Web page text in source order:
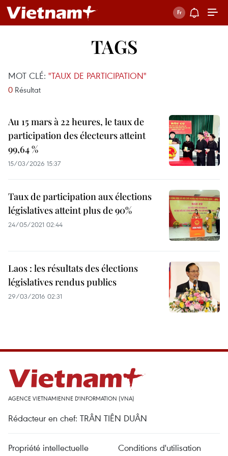
TAGS
MOT CLÉ: "TAUX DE PARTICIPATION"
0 Résultat
Au 15 mars à 22 heures, le taux de
participation des électeurs atteint
99,64 %
15/03/2026 15:37
Taux de participation aux élections
législatives atteint plus de 90%
24/05/2021 02:44
Laos : les résultats des élections
législatives rendus publics
29/03/2016 02:31
AGENCE VIETNAMIENNE D'INFORMATION (VNA)
Rédacteur en chef: TRÂN TIÊN DUÂN
Propriété intellectuelle Conditions d'utilisation